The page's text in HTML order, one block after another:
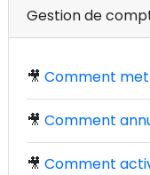
Gestion de
🎥 Comment
🎥 Comment
🎥 Comment